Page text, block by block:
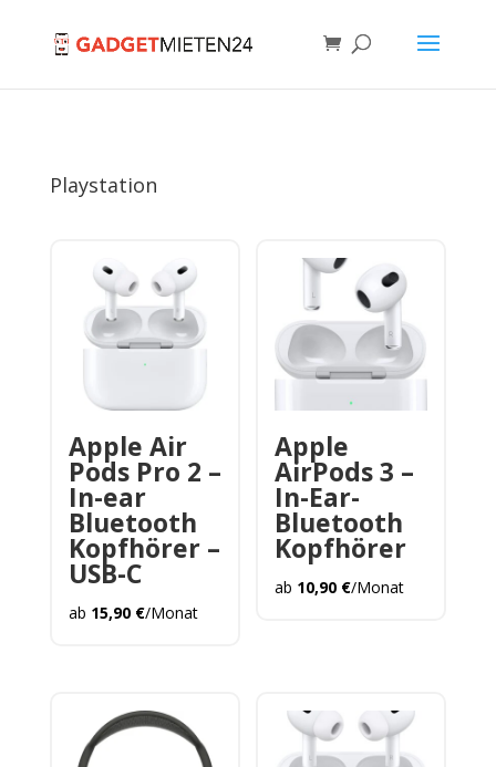
Playstation
Apple Air
Pods Pro 2 –
In-ear
Bluetooth
Kopfhörer –
USB-C
ab 15,90 €/Monat
Apple
AirPods 3 –
In-Ear-
Bluetooth
Kopfhörer
ab 10,90 €/Monat